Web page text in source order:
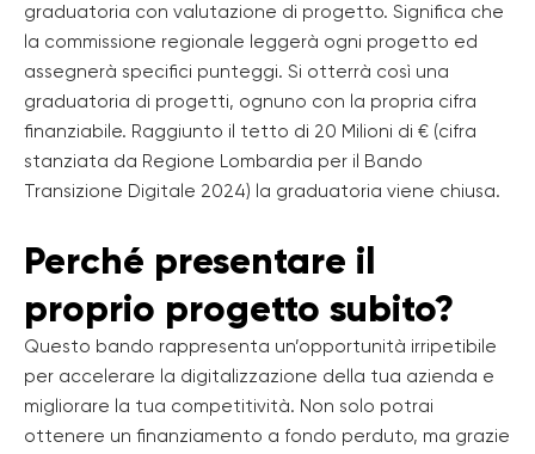
graduatoria con valutazione di progetto. Significa che
la commissione regionale leggerà ogni progetto ed
assegnerà specifici punteggi. Si otterrà così una
graduatoria di progetti, ognuno con la propria cifra
finanziabile. Raggiunto il tetto di 20 Milioni di € (cifra
stanziata da Regione Lombardia per il Bando
Transizione Digitale 2024) la graduatoria viene chiusa.
Perché presentare il
proprio progetto subito?
Questo bando rappresenta un’opportunità irripetibile
per accelerare la digitalizzazione della tua azienda e
migliorare la tua competitività. Non solo potrai
ottenere un finanziamento a fondo perduto, ma grazie